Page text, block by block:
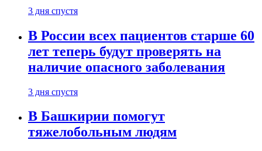
3 дня спустя
В России всех пациентов старше 60
лет теперь будут проверять на
наличие опасного заболевания
3 дня спустя
В Башкирии помогут
тяжелобольным людям